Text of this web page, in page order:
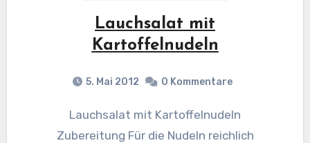
Lauchsalat mit
Kartoffelnudeln
5. Mai 2012 0 Kommentare
Lauchsalat mit Kartoffelnudeln
Zubereitung Für die Nudeln reichlich